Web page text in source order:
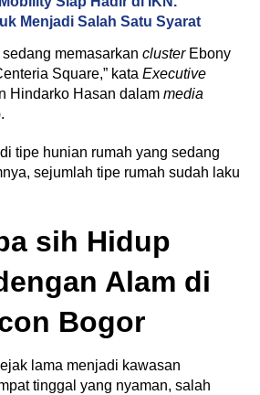
Menjadi Salah Satu Syarat
memasarkan clusterEbony
Square,” kata Executive
Hindarko Hasan dalam media
tipe hunian rumah yang sedang
sejumlah tipe rumah sudah laku
sih Hidup
Alam di
Bogor
lama menjadi kawasan
tinggal yang nyaman, salah